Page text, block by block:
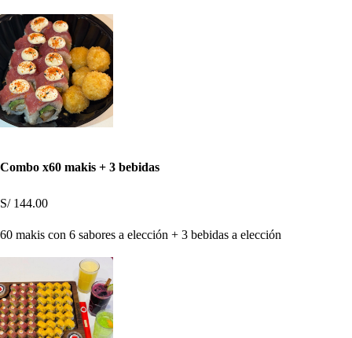
Combo x60 makis + 3 bebidas
S/ 144.00
60 makis con 6 sabores a elección + 3 bebidas a elección